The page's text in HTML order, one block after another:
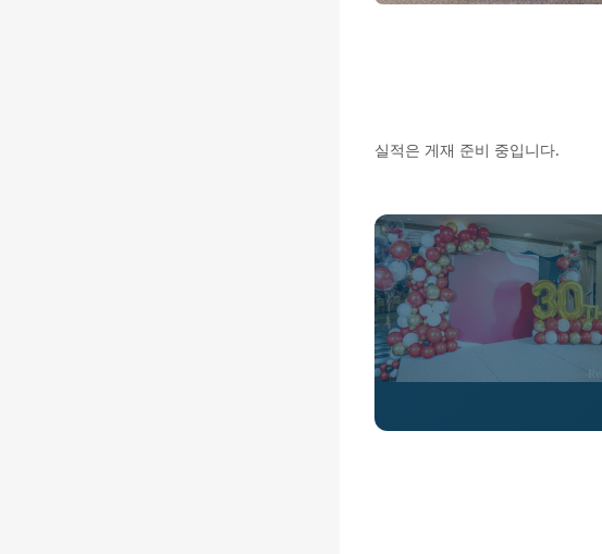
실적은 게재 준비 중입니다.